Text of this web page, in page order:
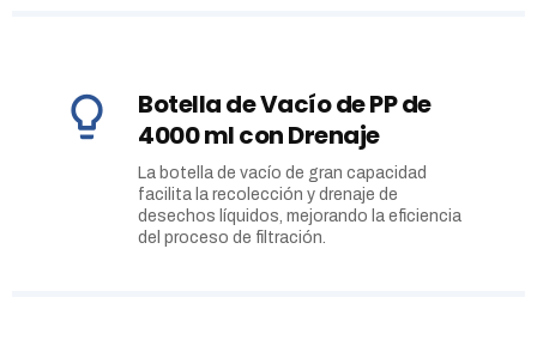
Botella de Vacío de PP de
4000 ml con Drenaje
La botella de vacío de gran capacidad
facilita la recolección y drenaje de
desechos líquidos, mejorando la eficiencia
del proceso de filtración.